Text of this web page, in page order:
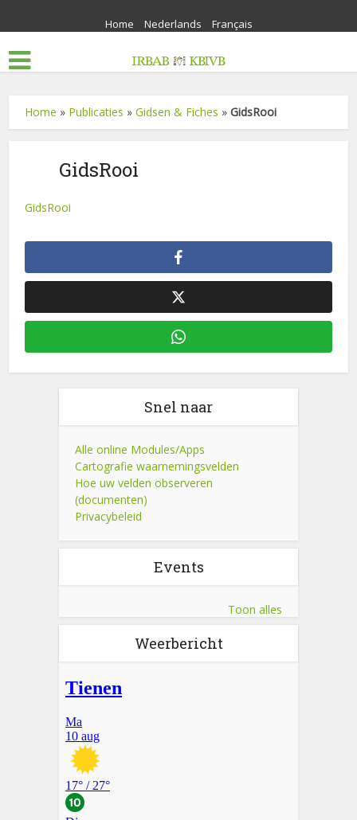
Home Nederlands Français
Home » Publicaties »Gidsen & Fiches »GidsRooi
GidsRooi
GidsRooi
Snel naar
Alle online Modules/Apps
Cartografie waarnemingsvelden
Hoe uw velden observeren
(documenten)
Privacybeleid
Events
Toon alles
Weerbericht